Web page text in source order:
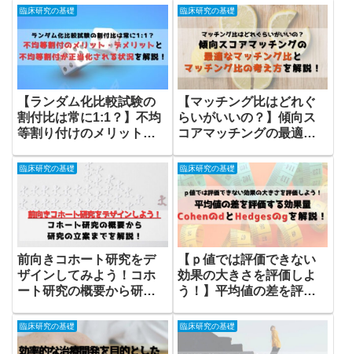
臨床研究の基礎
【ランダム化比較試験の
割付比は常に1:1？】不均
等割り付けのメリット・
が正当化される状況を解
臨床研究の基礎
【マッチング比はどれぐ
らいがいいの？】傾向ス
コアマッチングの最適な
グ比の考え方を解説！
臨床研究の基礎
前向きコホート研究をデ
ザインしてみよう！コホ
ート研究の概要から研究
臨床研究の基礎
【ｐ値では評価できない
効果の大きさを評価しよ
う！】平均値の差を評価
のCohenのdとHedgesの
gを解説！
臨床研究の基礎 臨床研究の基礎